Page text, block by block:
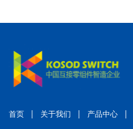
首页 | 关于我们 | 产品中心 |